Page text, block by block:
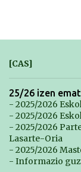
[CAS]
25/26 izen
- 2025/2026
- 2025/2026
- 2025/2026
Lasarte-Oria
- 2025/2026
- Informazio